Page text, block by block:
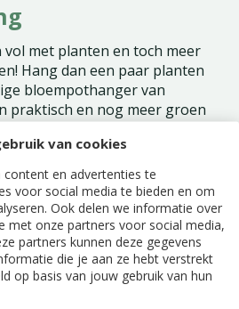
van cookies
en advertenties te
voor social media te bieden en om
Ook delen we informatie over
met onze partners voor social media,
partners kunnen deze gegevens
die je aan ze hebt verstrekt
op basis van jouw gebruik van hun
vol met planten en toch meer
Hang dan een paar planten
bloempothanger van
praktisch en nog meer groen
van kwalitatief
een warme uitstraling. Hang
op verschillende
een speels effect. Zoek
in een vrolijke, donkere of
die helemaal bij jouw
een mooie hangplant of
genieten van meer groen